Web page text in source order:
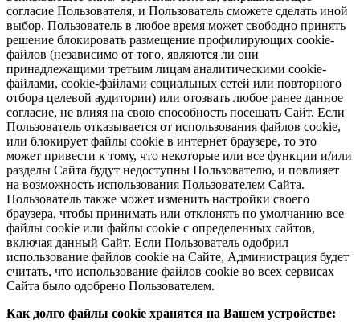
согласие Пользователя, и Пользователь сможете сделать иной
выбор. Пользователь в любое время может свободно принять
решение блокировать размещение профилирующих cookie-
файлов (независимо от того, являются ли они
принадлежащими третьим лицам аналитическими cookie-
файлами, cookie-файлами социальных сетей или повторного
отбора целевой аудитории) или отозвать любое ранее данное
согласие, не влияя на свою способность посещать Сайт. Если
Пользователь отказывается от использования файлов cookie,
или блокирует файлы cookie в интернет браузере, то это
может привести к тому, что некоторые или все функции и/или
разделы Сайта будут недоступны Пользователю, и повлияет
на возможность использования Пользователем Cайта.
Пользователь также может изменить настройки своего
браузера, чтобы принимать или отклонять по умолчанию все
файлы cookie или файлы cookie с определенных сайтов,
включая данный Сайт. Если Пользователь одобрил
использование файлов cookie на Сайте, Администрация будет
считать, что использование файлов cookie во всех сервисах
Сайта было одобрено Пользователем.
Как долго файлы cookie хранятся на Вашем устройстве: